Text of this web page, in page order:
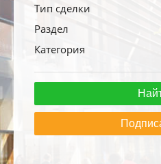
Тип сделки
Раздел
Категория